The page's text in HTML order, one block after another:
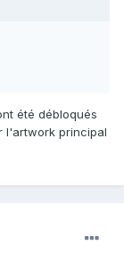
été débloqués
l'artwork principal